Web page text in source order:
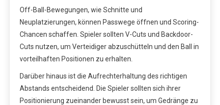
Off-Ball-Bewegungen, wie Schnitte und
Neuplatzierungen, können Passwege öffnen und Scoring-
Chancen schaffen. Spieler sollten V-Cuts und Backdoor-
Cuts nutzen, um Verteidiger abzuschütteln und den Ball in
vorteilhaften Positionen zu erhalten.
Darüber hinaus ist die Aufrechterhaltung des richtigen
Abstands entscheidend. Die Spieler sollten sich ihrer
Positionierung zueinander bewusst sein, um Gedränge zu